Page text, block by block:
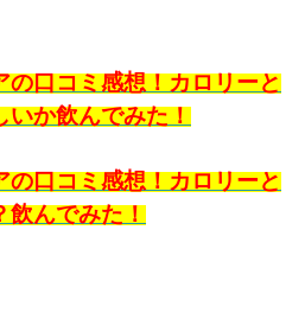
口コミ感想！カロリーと
か飲んでみた！
口コミ感想！カロリーと
んでみた！